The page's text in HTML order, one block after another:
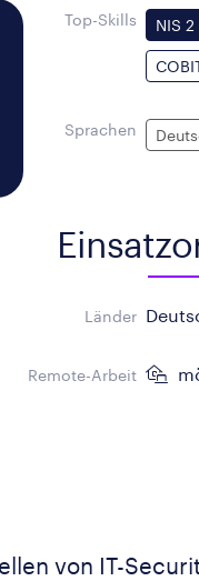
Top-Skills NIS 2
Sprachen
Länder
Remote-Arbeit
von IT-